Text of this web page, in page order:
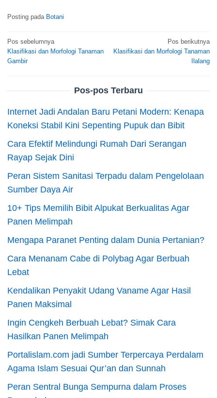
Posting pada Botani
Navigasi
pos
Pos sebelumnya
Klasifikasi dan Morfologi Tanaman
Gambir
Pos berikutnya
Klasifikasi dan Morfologi Tanaman
Ilalang
Pos-pos Terbaru
Internet Jadi Andalan Baru Petani Modern: Kenapa
Koneksi Stabil Kini Sepenting Pupuk dan Bibit
Cara Efektif Melindungi Rumah Dari Serangan
Rayap Sejak Dini
Peran Sistem Sanitasi Terpadu dalam Pengelolaan
Sumber Daya Air
10+ Tips Memilih Bibit Alpukat Berkualitas Agar
Panen Melimpah
Mengapa Paranet Penting dalam Dunia Pertanian?
Cara Menanam Cabe di Polybag Agar Berbuah
Lebat
Kendalikan Penyakit Udang Vaname Agar Hasil
Panen Maksimal
Ingin Cengkeh Berbuah Lebat? Simak Cara
Hasilkan Panen Melimpah
Portalislam.com jadi Sumber Terpercaya Perdalam
Agama Islam Sesuai Qur’an dan Sunnah
Peran Sentral Bunga Sempurna dalam Proses